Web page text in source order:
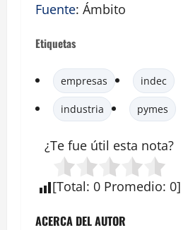
Fuente: Ámbito
Etiquetas
empresas indec
industria pymes
¿Te fue útil esta nota?
[Total: 0 Promedio: 0]
ACERCA DEL AUTOR